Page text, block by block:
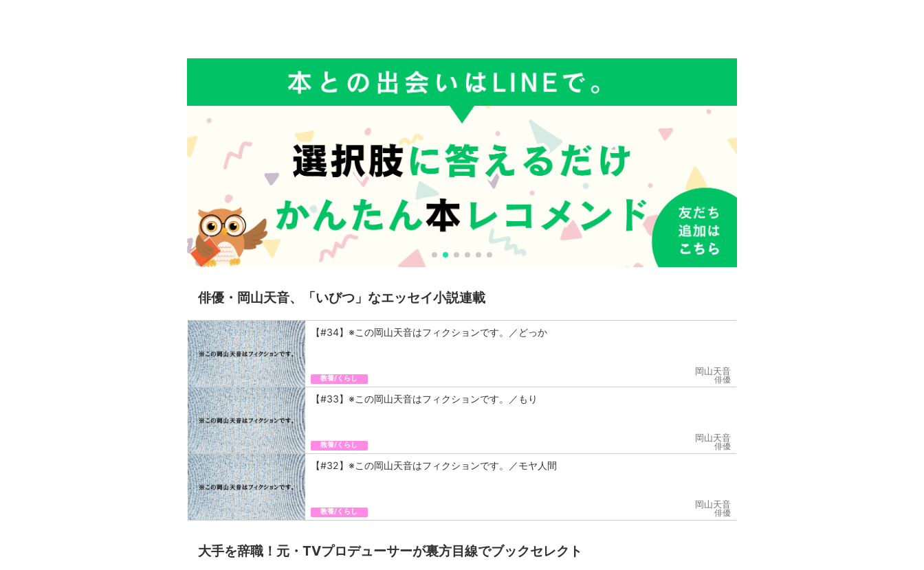
俳優・岡山天音、「いびつ」なエッセイ小説連載
【#34】※この岡山天音はフィクションです。／どっか
教養/くらし
岡山天音
俳優
【#33】※この岡山天音はフィクションです。／もり
教養/くらし
岡山天音
俳優
【#32】※この岡山天音はフィクションです。／モヤ人間
教養/くらし
岡山天音
俳優
大手を辞職！元・TVプロデューサーが裏方目線でブックセレクト